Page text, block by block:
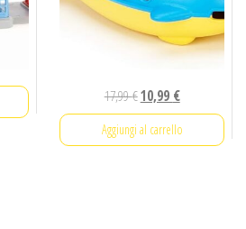
17,99€Il
prezzo
originale
10,99 €Il
prezzo
attuale
Aggiungi al carrello